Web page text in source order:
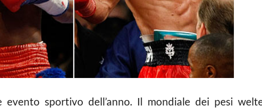
sportivo dell’anno. Il mondiale dei pesi